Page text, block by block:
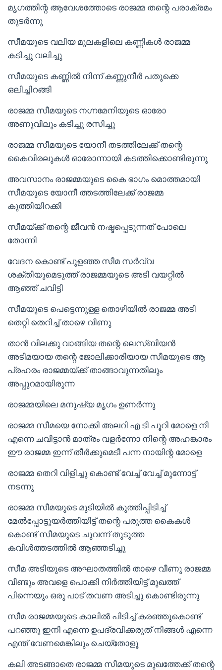
മൃഗത്തിന്റ ആവേശത്തോടെ രാജമ്മ തന്റെ പരാക്രമം
തുടർന്നു
സീമയുടെ വലിയ മുലകളിലെ കണ്ണികൾ രാജമ്മ
കടിച്ചു വലിച്ചു
സീമയുടെ കണ്ണിൽ നിന്ന് കണ്ണുനീർ പതുക്കെ
ഒലിച്ചിറങ്ങി
രാജമ്മ സീമയുടെ നഗ്നമേനിയുടെ ഓരോ
അണുവിലും കടിച്ചു രസിച്ചു
രാജമ്മ സീമയുടെ യോനീ തടത്തിലേക്ക് തന്റെ
കൈവിരലുകൾ ഓരോന്നായി കടത്തിക്കൊണ്ടിരുന്നു
അവസാനം രാജമ്മയുടെ കൈ ഭാഗം മൊത്തമായി
സീമയുടെ യോനീ ത്തടത്തിലേക്ക് രാജമ്മ
കുത്തിയിറക്കി
സീമയ്ക്ക് തന്റെ ജീവൻ നഷ്ടപ്പെടുന്നത് പോലെ
തോന്നി
വേദന കൊണ്ട് പുളഞ്ഞ സീമ സർവ്വ
ശക്തിയുമെടുത്ത് രാജമ്മയുടെ അടി വയറ്റിൽ
ആഞ്ഞ് ചവിട്ടി
സീമയുടെ പെട്ടെന്നുള്ള തൊഴിയിൽ രാജമ്മ അടി
തെറ്റി തെറിച്ച് താഴെ വീണു
താൻ വിലക്കു വാങ്ങിയ തന്റെ ലെസ്ബിയൻ
അടിമയായ തന്റെ ജോലിക്കാരിയായ സീമയുടെ ആ
പ്രഹരം രാജമ്മയ്ക്ക് താങ്ങാവുന്നതിലും
അപ്പുറമായിരുന്ന
രാജമ്മയിലെ മനുഷ്യ മൃഗം ഉണർന്നു
രാജമ്മ സീമയെ നോക്കി അലറി എ ടീ പൂറി മോളെ നീ
എന്നെ ചവിട്ടാൻ മാത്രം വളർന്നോ നിന്റെ അഹങ്കാരം
ഈ രാജമ്മ ഇന്ന് തീർക്കുമെടീ പന്ന നായിന്റ മോളെ
രാജമ്മ തെറി വിളിച്ചു കൊണ്ട് വേച്ച് വേച്ച് മുന്നോട്ട്
നടന്നു
രാജമ്മ സീമയുടെ മുടിയിൽ കുത്തിപ്പിടിച്ച്
മേൽപ്പോട്ടുയർത്തിയിട്ട് തന്റെ പരുത്ത കൈകൾ
കൊണ്ട് സീമയുടെ ചുവന്ന് തുടുത്ത
കവിൾത്തടത്തിൽ ആഞ്ഞടിച്ചു
സീമ അടിയുടെ അഘാതത്തിൽ താഴെ വീണു രാജമ്മ
വീണ്ടും അവളെ പൊക്കി നിർത്തിയിട്ട് മുഖത്ത്
പിന്നെയും ഒരു പാട് തവണ അടിച്ചു കൊണ്ടിരുന്നു
സീമ രാജമ്മയുടെ കാലിൽ പിടിച്ച് കരഞ്ഞുകൊണ്ട്
പറഞ്ഞു ഇനി എന്നെ ഉപദ്രവിക്കരുത് നിങ്ങൾ എന്നെ
എന്ത് വേണമെങ്കിലും ചെയ്തോളൂ
കലി അടങ്ങാതെ രാജമ്മ സീമയുടെ മുഖത്തേക്ക് തന്റെ